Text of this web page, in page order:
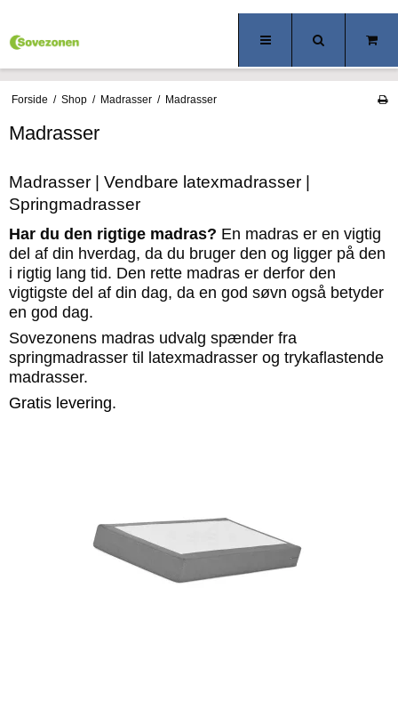
Forside / Shop / Madrasser / Madrasser
Madrasser
Madrasser | Vendbare latexmadrasser |
Springmadrasser
Har du den rigtige madras? En madras er en vigtig
del af din hverdag, da du bruger den og ligger på den
i rigtig lang tid. Den rette madras er derfor den
vigtigste del af din dag, da en god søvn også betyder
en god dag.
Sovezonens madras udvalg spænder fra
springmadrasser til latexmadrasser og trykaflastende
madrasser.
Gratis levering.